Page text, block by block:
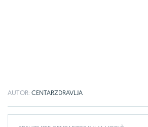
AUTOR: CENTARZDRAVLJA